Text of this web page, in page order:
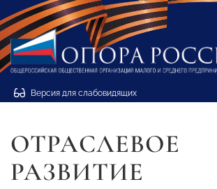
Версия для слабовидящих
ОТРАСЛЕВОЕ
РАЗВИТИЕ